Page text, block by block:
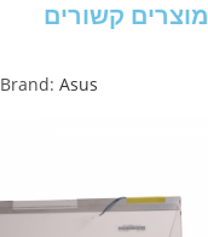
מוצרים קשורים
Brand: Asus